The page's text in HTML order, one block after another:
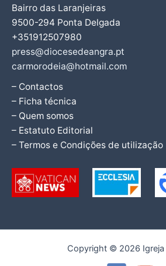
Bairro das Laranjeiras
9500-294 Ponta Delgada
+351912507980
press@diocesedeangra.pt
carmorodeia@hotmail.com
– Contactos
– Ficha técnica
– Quem somos
– Estatuto Editorial
– Termos e Condições de utilização
Copyright © 2026 Igreja